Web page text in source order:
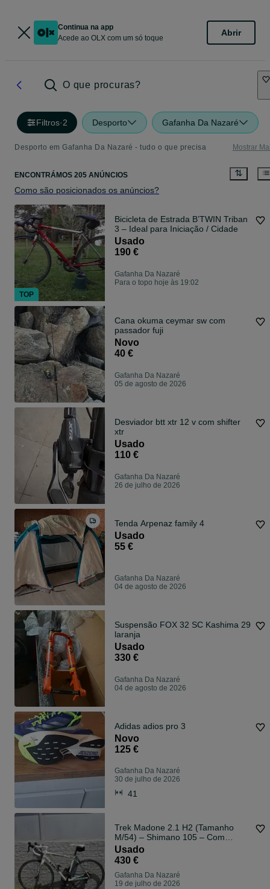
Continua na app
Acede ao OLX com um só toque
Abrir
O que procuras?
Filtros·2 Desporto Gafanha Da Nazaré
Desporto em Gafanha Da Nazaré - tudo o que precisa Mostrar
ENCONTRÁMOS 205 ANÚNCIOS
Como são posicionados os anúncios?
Bicicleta de Estrada B’TWIN Triban
3 – Ideal para Iniciação / Cidade
Usado
190 €
Gafanha Da Nazaré
Para o topo hoje às 19:02
Cana okuma ceymar sw com
passador fuji
Novo
40 €
Gafanha Da Nazaré
05 de agosto de 2026
Desviador btt xtr 12 v com shifter
xtr
Usado
110 €
Gafanha Da Nazaré
26 de julho de 2026
Tenda Arpenaz family 4
Usado
55 €
Gafanha Da Nazaré
04 de agosto de 2026
Suspensão FOX 32 SC Kashima 29
laranja
Usado
330 €
Gafanha Da Nazaré
04 de agosto de 2026
Adidas adios pro 3
Novo
125 €
Gafanha Da Nazaré
30 de julho de 2026
41
Trek Madone 2.1 H2 (Tamanho
M/54) – Shimano 105 – Com
Extras
Usado
430 €
Gafanha Da Nazaré
19 de julho de 2026
TOP